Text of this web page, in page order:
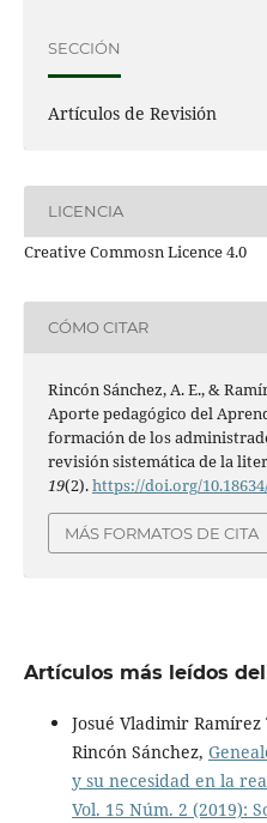
SECCIÓN
Artículos de Revisión
LICENCIA
Creative Commosn Licence 4.0
CÓMO CITAR
Rincón Sánchez, A. E., &
Aporte pedagógico del
formación de los
revisión sistemática de la
19(2).https://doi.org/
MÁS FORMATOS DE CITA
Artículos más leídos
Josué Vladimir
Rincón Sánchez,
y su necesidad en la
Vol. 15 Núm. 2 (2019):